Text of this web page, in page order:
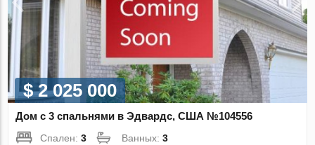
$ 2 025 000
Дом с 3 спальнями в Эдвардс, США №104556
Спален:3 Ванных:3